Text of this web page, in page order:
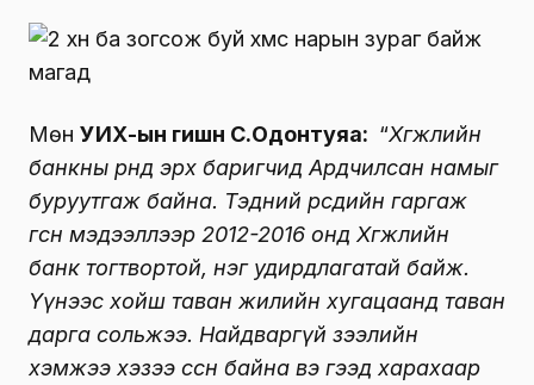
Мөн УИХ-ын гишүүн С.Одонтуяа: “Хөгжлийн
банкны өрөнд эрх баригчид Ардчилсан намыг
буруутгаж байна. Тэдний өөрсдийн гаргаж
өгсөн мэдээллээр 2012-2016 онд Хөгжлийн
банк тогтвортой, нэг удирдлагатай байж.
Үүнээс хойш таван жилийн хугацаанд таван
дарга сольжээ. Найдваргүй зээлийн
хэмжээ хэзээ өссөн байна вэ гээд харахаар